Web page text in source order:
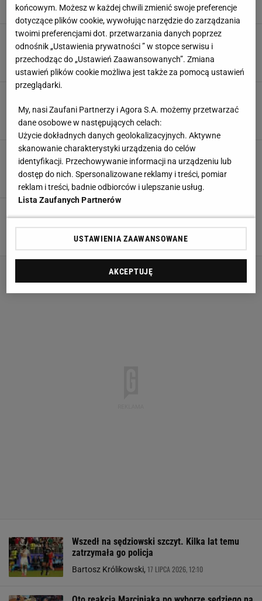
Szymon Mańkowski,20 LIPCA 2026, 08:10
Dlatego Vincić dostał finał? "Ma powiązania w
UEFA"
Norbert Amlicki,19 LIPCA 2026, 18:14
"Środowisko jest zniesmaczone"
Błażej Winter,18 LIPCA 2026, 12:05
Slavko Vincić przemówił po decyzji FIFA
Dawid Franek, 17 LIPCA 2026, 13:56
Dominik Stachowiak,17 LIPCA 2026, 13:34
Wszedł na sędziowski szczyt. Kilka lat temu
zatrzymała go policja
Bartosz Królikowski, 17 LIPCA 2026, 12:10
końcowym. Możesz w każdej chwili zmienić swoje preferencje
dotyczące plików cookie, wywołując narzędzie do zarządzania
twoimi preferencjami dot. przetwarzania danych poprzez
odnośnik „Ustawienia prywatności ” w stopce serwisu i
przechodząc do „Ustawień Zaawansowanych”. Zmiana
ustawień plików cookie możliwa jest także za pomocą ustawień
przeglądarki.
My, nasi Zaufani Partnerzy i Agora S.A. możemy przetwarzać
dane osobowe w następujących celach:
Użycie dokładnych danych geolokalizacyjnych. Aktywne
skanowanie charakterystyki urządzenia do celów
identyfikacji. Przechowywanie informacji na urządzeniu lub
dostęp do nich. Spersonalizowane reklamy i treści, pomiar
reklam i treści, badnie odbiorców i ulepszanie usług.
Lista Zaufanych Partnerów
USTAWIENIA ZAAWANSOWANE
AKCEPTUJĘ